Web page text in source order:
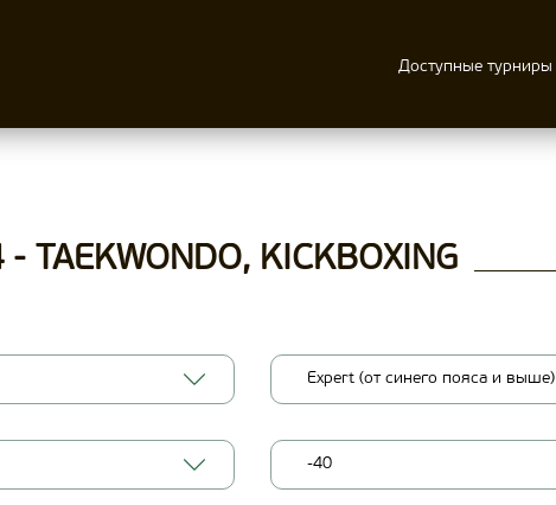
Доступные турниры
TAEKWONDO, KICKBOXING
Expert (от синего пояса и выше)
-40